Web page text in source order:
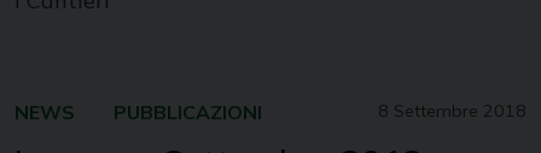
8 Settembre 2018
NEWS PUBBLICAZIONI